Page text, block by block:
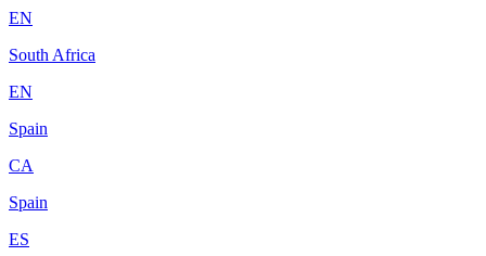
EN
South Africa
EN
Spain
CA
Spain
ES